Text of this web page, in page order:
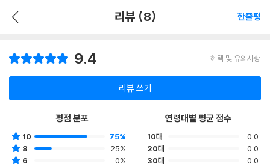
리뷰 (8) 한줄평
9.4 혜택 및 유의사항
리뷰 쓰기
평점 분포
10
75%
8
25%
6
0%
연령대별 평균 점수
10대
0.0
20대
0.0
30대
0.0